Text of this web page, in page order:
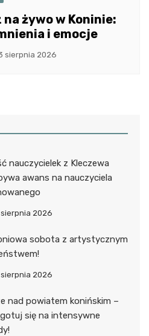
żywo w Koninie:
i emocje
sierpnia 2026
nauczycielek z Kleczewa
awans na nauczyciela
2026
sobota z artystycznym
2026
nad powiatem konińskim –
się na intensywne